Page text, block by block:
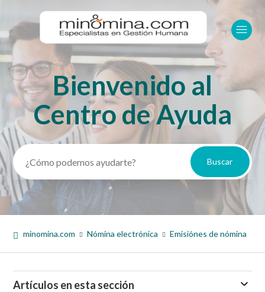
BúsquedaBienvenido al
Centro de Ayuda
minomina.com Nómina electrónica Emisiónes de nómina
Artículos en esta sección